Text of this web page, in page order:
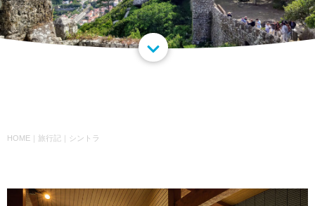
HOME ｜ 旅行記 ｜ シントラ